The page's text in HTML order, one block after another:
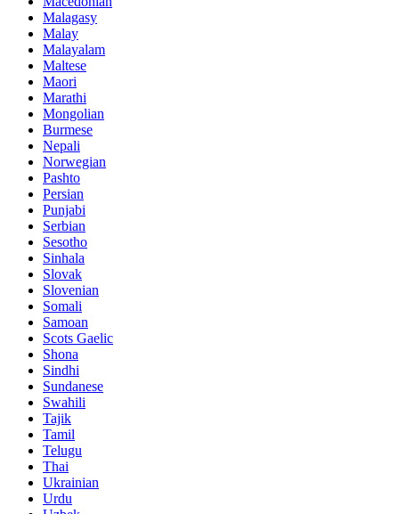
Malagasy
Malay
Malayalam
Maltese
Maori
Marathi
Mongolian
Burmese
Nepali
Norwegian
Pashto
Persian
Punjabi
Serbian
Sesotho
Sinhala
Slovak
Slovenian
Somali
Samoan
Scots Gaelic
Shona
Sindhi
Sundanese
Swahili
Tajik
Tamil
Telugu
Thai
Ukrainian
Urdu